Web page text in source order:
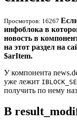
Просмотров: 16267
инфоблока в
новость в
на этот раздел на
$arItem.
У компонента
уже лежит
получить по нему
В